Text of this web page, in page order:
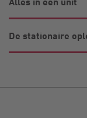
De stationaire